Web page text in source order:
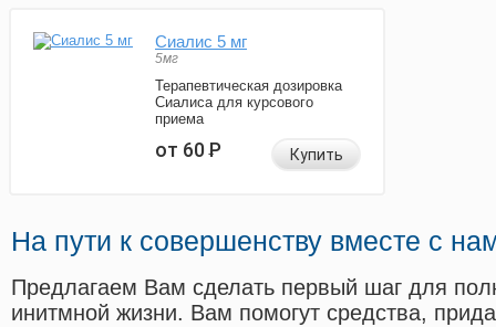
Сиалис 5 мг
5мг
Терапевтическая дозировка
Сиалиса для курсового
приема
от 60Р Купить
На пути к совершенству вместе с
Предлагаем Вам сделать первый шаг для
инитмной жизни. Вам помогут средства,